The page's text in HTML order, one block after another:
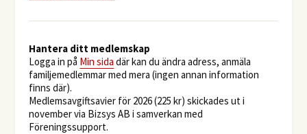
Hantera ditt medlemskap
Logga in på Min sida där kan du ändra adress, anmäla
familjemedlemmar med mera (ingen annan information
finns där).
Medlemsavgiftsavier för 2026 (225 kr) skickades ut i
november via Bizsys AB i samverkan med
Föreningssupport.